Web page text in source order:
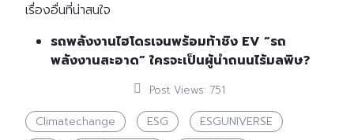
เรื่องอื่นที่น่าสนใจ
รถพลังงานไฮโดรเจนพร้อมท้าชิง EV “รถ
พลังงานสะอาด” ใครจะเป็นผู้นำถนนไร้มลพิษ?
Post Views: 751
Climatechange ESG
ESGUNIVERSE